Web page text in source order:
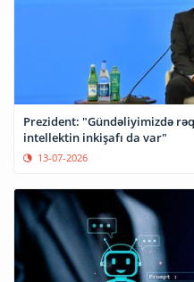
Prezident: "Gündəliyimizdə
intellektin inkişafı da var"
13-07-2026